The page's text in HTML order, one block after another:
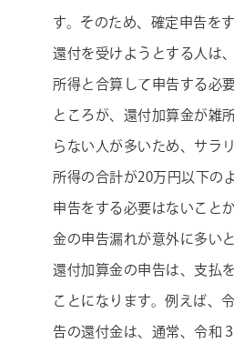
す。そのため、確定申告を
還付を受けようとする人は
所得と合算して申告する必
ところが、還付加算金が雑
らない人が多いため、サラ
所得の合計が20万円以下の
申告をする必要はないこと
金の申告漏れが意外に多い
還付加算金の申告は、支払
ことになります。例えば、
告の還付金は、通常、令和